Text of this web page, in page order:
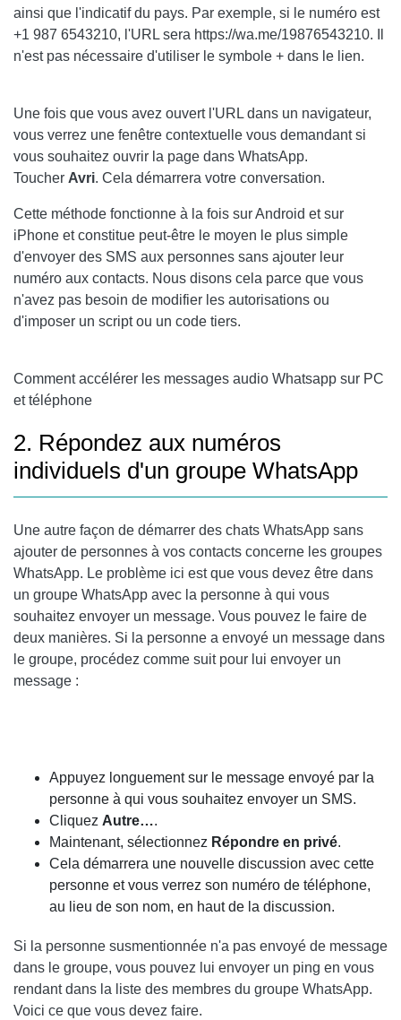
ainsi que l'indicatif du pays. Par exemple, si le numéro est
+1 987 6543210, l'URL sera https://wa.me/19876543210. Il
n'est pas nécessaire d'utiliser le symbole + dans le lien.
Une fois que vous avez ouvert l'URL dans un navigateur,
vous verrez une fenêtre contextuelle vous demandant si
vous souhaitez ouvrir la page dans WhatsApp.
Toucher Avri. Cela démarrera votre conversation.
Cette méthode fonctionne à la fois sur Android et sur
iPhone et constitue peut-être le moyen le plus simple
d'envoyer des SMS aux personnes sans ajouter leur
numéro aux contacts. Nous disons cela parce que vous
n'avez pas besoin de modifier les autorisations ou
d'imposer un script ou un code tiers.
Comment accélérer les messages audio Whatsapp sur PC
et téléphone
2. Répondez aux numéros
individuels d'un groupe WhatsApp
Une autre façon de démarrer des chats WhatsApp sans
ajouter de personnes à vos contacts concerne les groupes
WhatsApp. Le problème ici est que vous devez être dans
un groupe WhatsApp avec la personne à qui vous
souhaitez envoyer un message. Vous pouvez le faire de
deux manières. Si la personne a envoyé un message dans
le groupe, procédez comme suit pour lui envoyer un
message :
Appuyez longuement sur le message envoyé par la
personne à qui vous souhaitez envoyer un SMS.
Cliquez Autre….
Maintenant, sélectionnez Répondre en privé.
Cela démarrera une nouvelle discussion avec cette
personne et vous verrez son numéro de téléphone,
au lieu de son nom, en haut de la discussion.
Si la personne susmentionnée n'a pas envoyé de message
dans le groupe, vous pouvez lui envoyer un ping en vous
rendant dans la liste des membres du groupe WhatsApp.
Voici ce que vous devez faire.